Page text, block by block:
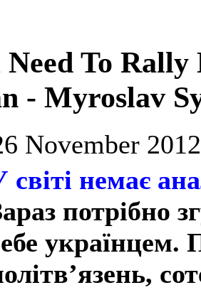
Need To
- Myroslav
November
світі немає
потрібно
українцем.